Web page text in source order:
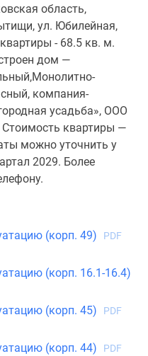
область,
ул. Юбилейная,
- 68.5 кв. м.
дом —
компания-
усадьба», ООО
квартиры —
можно уточнить у
2029. Более
(корп. 49)
PDF
(корп. 16.1-16.4)
(корп. 45)
PDF
(корп. 44)
PDF